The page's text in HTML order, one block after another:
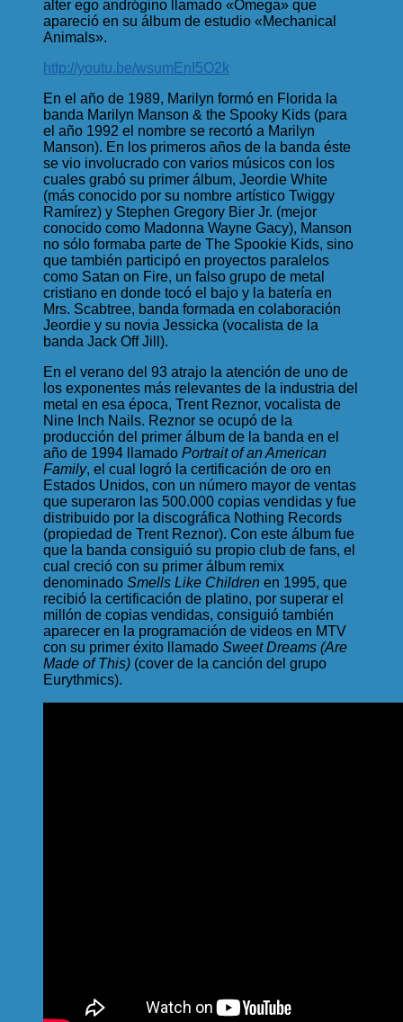
alter ego andrógino llamado «Omega» que
apareció en su álbum de estudio «Mechanical
Animals».
http://youtu.be/wsumEnI5O2k
En el año de 1989, Marilyn formó en Florida la
banda Marilyn Manson & the Spooky Kids (para
el año 1992 el nombre se recortó a Marilyn
Manson). En los primeros años de la banda éste
se vio involucrado con varios músicos con los
cuales grabó su primer álbum, Jeordie White
(más conocido por su nombre artístico Twiggy
Ramírez) y Stephen Gregory Bier Jr. (mejor
conocido como Madonna Wayne Gacy), Manson
no sólo formaba parte de The Spookie Kids, sino
que también participó en proyectos paralelos
como Satan on Fire, un falso grupo de metal
cristiano en donde tocó el bajo y la batería en
Mrs. Scabtree, banda formada en colaboración
Jeordie y su novia Jessicka (vocalista de la
banda Jack Off Jill).
En el verano del 93 atrajo la atención de uno de
los exponentes más relevantes de la industria del
metal en esa época, Trent Reznor, vocalista de
Nine Inch Nails. Reznor se ocupó de la
producción del primer álbum de la banda en el
año de 1994 llamado Portrait of an American
Family, el cual logró la certificación de oro en
Estados Unidos, con un número mayor de ventas
que superaron las 500.000 copias vendidas y fue
distribuido por la discográfica Nothing Records
(propiedad de Trent Reznor). Con este álbum fue
que la banda consiguió su propio club de fans, el
cual creció con su primer álbum remix
denominado Smells Like Children en 1995, que
recibió la certificación de platino, por superar el
millón de copias vendidas, consiguió también
aparecer en la programación de videos en MTV
con su primer éxito llamado Sweet Dreams (Are
Made of This) (cover de la canción del grupo
Eurythmics).